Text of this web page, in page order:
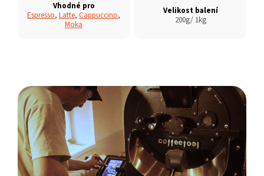
Vhodné pro
Espresso, Latte, Cappuccino,
Moka
Velikost balení
200g/ 1kg